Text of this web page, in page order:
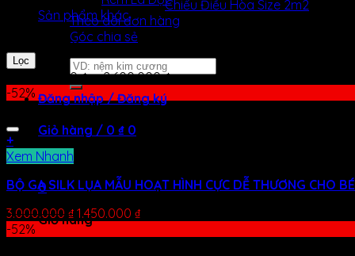
Chiếu Điều Hòa Size 2m2
Theo dõi đơn hàng
Góc chia sẻ
Tìm
Đăng nhập / Đăng ký
Giỏ hàng / 0 ₫ 0
Chưa có sản phẩm trong giỏ hàng.
0
Giỏ hàng
Sản phẩm khác
Lọc theo giá
Lọc
630.000 ₫—2.600.000 ₫
-52%
+
Xem Nhanh
BỘ GA SILK LỤA MẪU HOẠT HÌNH CỰC DỄ THƯƠNG CHO
3.000.000 ₫ 1.450.000 ₫
-52%